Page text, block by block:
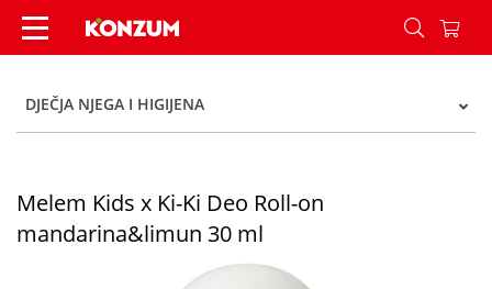
Melem Kids x Ki-Ki Deo Roll-on
DJEČJA NJEGA I HIGIJENA
Melem Kids x Ki-Ki Deo Roll-on
mandarina&limun 30 ml